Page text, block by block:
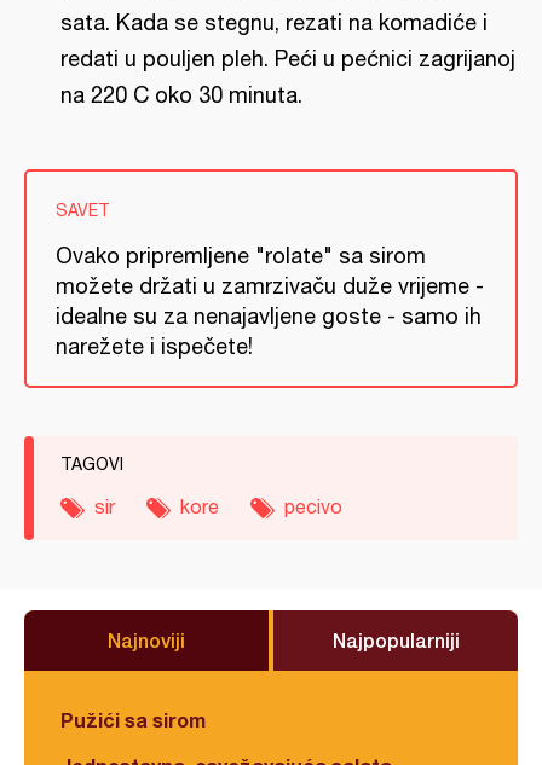
sata. Kada se stegnu, rezati na komadiće i
redati u pouljen pleh. Peći u pećnici zagrijanoj
na 220 C oko 30 minuta.
SAVET
Ovako pripremljene "rolate" sa sirom
možete držati u zamrzivaču duže vrijeme -
idealne su za nenajavljene goste - samo ih
narežete i ispečete!
TAGOVI
sir kore pecivo
Najnoviji Najpopularniji
Pužići sa sirom